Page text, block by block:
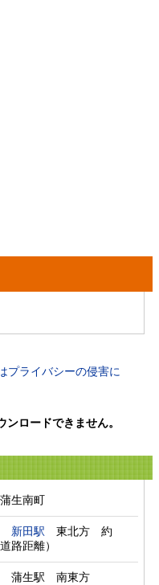
プライバシーの侵害に
ロードできません。
蒲生南町
新田駅 東北方　約
道路距離）
蒲生駅　南東方